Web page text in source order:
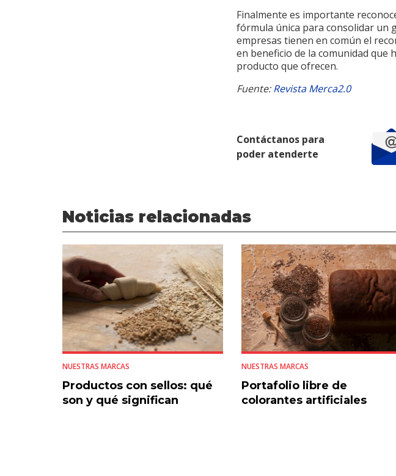
Finalmente es importante
fórmula única para consolidar un
empresas tienen en común el
en beneficio de la comunidad que
producto que ofrecen.
Fuente:Revista Merca2.0
Contáctanos para
poder atenderte
Noticias relacionadas
NUESTRAS MARCAS
Productos con sellos: qué
son y qué significan
NUESTRAS MARCAS
Portafolio libre de
colorantes artificiales